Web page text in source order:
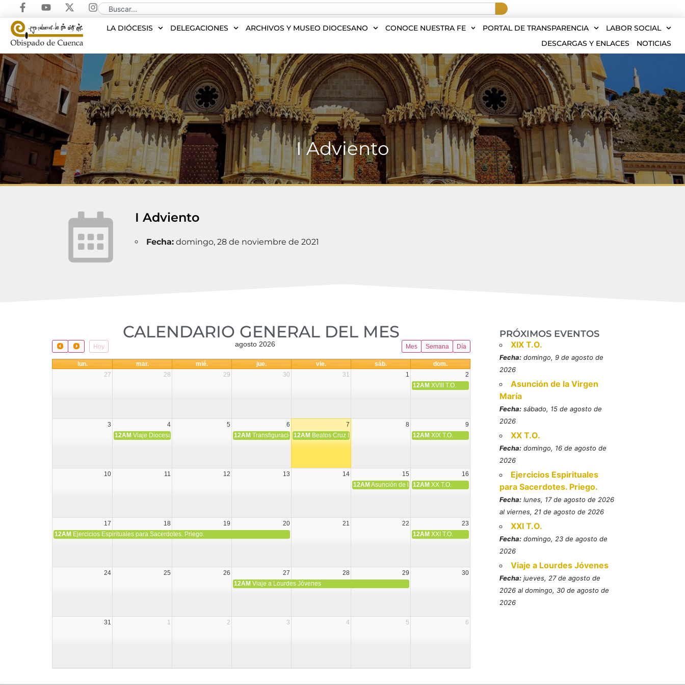
LA DIÓCESIS DELEGACIONES ARCHIVOS Y MUSEO DIOCESANO CONOCE NUESTRA FE PORTAL DE TRANSPARENCIA
LABOR SOCIAL
DESCARGAS Y ENLACES
NOTICIAS
I Adviento
I Adviento
Fecha:domingo, 28 de noviembre de 2021
CALENDARIO GENERAL DEL MES​
Hoy Mes Semana Día
agosto 2026
lun. mar. mié. jue. vie. sáb.
dom.
27
28 29 30 31 1
2
12AM XVIII T.O.
3 4 5 6 7 8
9
12AM Viaje Diocesano a Japón. 12AM Transfiguración del Señor
12AM Beatos Cruz Laplana, obispo, y Fernando Español, presbítero, mártires (MO)
12AM XIX T.O.
10 11 12 13 14 15
16
12AM Asunción de la Virgen María
12AM XX T.O.
17 18 19 20 21 22
23
12AM Ejercicios Espirituales para Sacerdotes. Priego. 12AM XXI T.O.
24 25 26 27 28 29
30
12AM Viaje a Lourdes Jóvenes
31 1 2 3 4 5 6
PRÓXIMOS EVENTOS
XIX T.O.
Fecha: domingo, 9 de agosto de
2026
Asunción de la Virgen
María
Fecha: sábado, 15 de agosto de
2026
XX T.O.
Fecha: domingo, 16 de agosto de
2026
Ejercicios Espirituales
para Sacerdotes. Priego.
Fecha: lunes, 17 de agosto de 2026
al viernes, 21 de agosto de 2026
XXI T.O.
Fecha: domingo, 23 de agosto de
2026
Viaje a Lourdes Jóvenes
Fecha: jueves, 27 de agosto de
2026 al domingo, 30 de agosto de
2026